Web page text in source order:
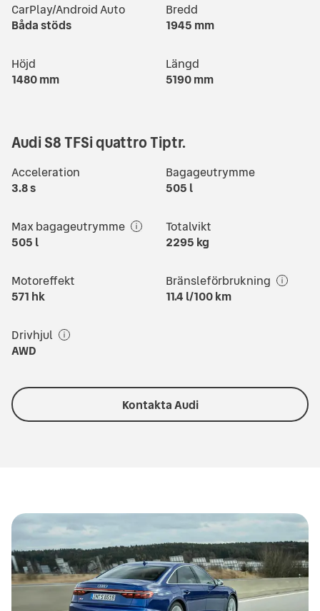
CarPlay/Android Auto
Båda stöds
Bredd
1945 mm
Höjd
1480mm
Längd
5190mm
Audi S8 TFSi quattro Tiptr.
Acceleration
3.8s
Bagageutrymme
505 l
Max bagageutrymme
505 l
Totalvikt
2295 kg
Motoreffekt
571 hk
Bränsleförbrukning
11.4 l/100 km
Drivhjul
AWD
Kontakta Audi